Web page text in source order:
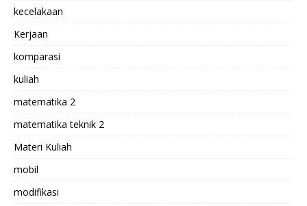
kecelakaan
Kerjaan
komparasi
kuliah
matematika 2
matematika teknik 2
Materi Kuliah
mobil
modifikasi